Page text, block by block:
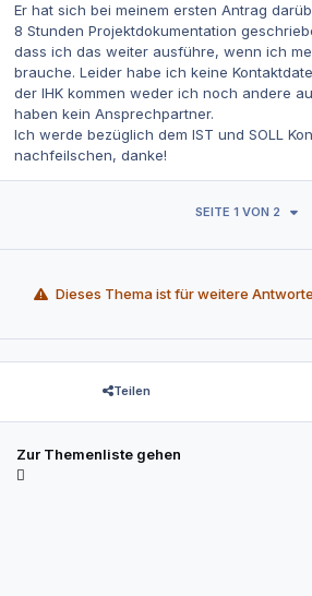
Er hat sich bei meinem ersten Antrag
8 Stunden Projektdokumentation
dass ich das weiter ausführe, wenn ich
brauche. Leider habe ich keine
der IHK kommen weder ich noch andere
haben kein Ansprechpartner.
Ich werde bezüglich dem IST und SOLL
nachfeilschen, danke!
SEITE 1 VON 2
Dieses Thema ist für weitere
Teilen
Zur Themenliste gehen